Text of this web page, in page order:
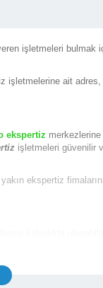
işletmeleri bulmak
işletmelerine ait
ekspertiz merkezlerine
işletmeleri güvenilir
ekspertiz